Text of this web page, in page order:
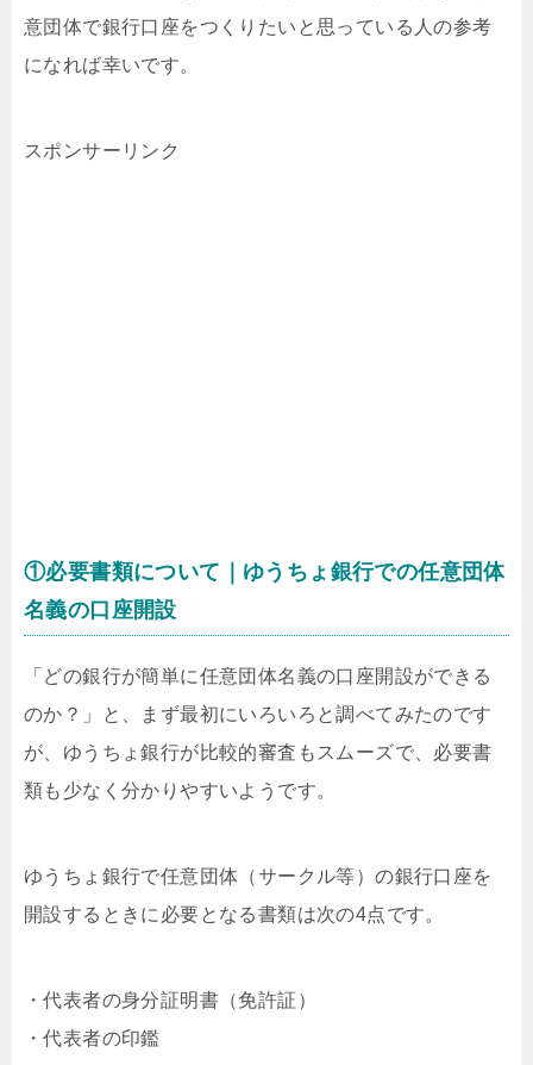
意団体で銀行口座をつくりたいと思っている人の参考
になれば幸いです。
スポンサーリンク
①必要書類について｜ゆうちょ銀行での任意団体
名義の口座開設
「どの銀行が簡単に任意団体名義の口座開設ができる
のか？」と、まず最初にいろいろと調べてみたのです
が、ゆうちょ銀行が比較的審査もスムーズで、必要書
類も少なく分かりやすいようです。
ゆうちょ銀行で任意団体（サークル等）の銀行口座を
開設するときに必要となる書類は次の4点です。
・代表者の身分証明書（免許証）
・代表者の印鑑